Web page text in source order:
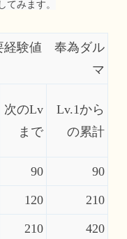
てみます。
経験値 奉為ダル
マ
次のLv
まで
Lv.1から
の累計
90 90
120 210
210 420